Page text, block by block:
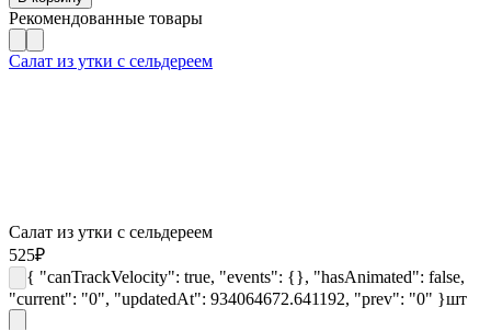
Рекомендованные товары
Салат из утки с сельдереем
Салат из утки с сельдереем
525₽
{ "canTrackVelocity": true, "events": {}, "hasAnimated": false,
"current": "0", "updatedAt": 934064672.641192, "prev": "0" }шт